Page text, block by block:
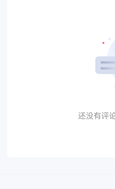
还没有评